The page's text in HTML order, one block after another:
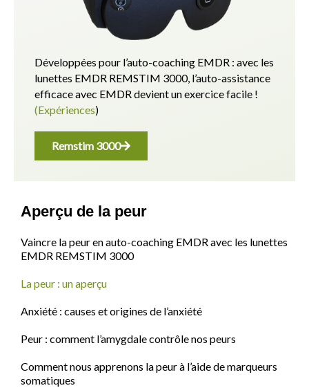
Développées pour l’auto-coaching EMDR : avec les
lunettes EMDR REMSTIM 3000, l’auto-assistance
efficace avec EMDR devient un exercice facile !
(Expériences)
Remstim 3000
Aperçu de la peur
Vaincre la peur en auto-coaching EMDR avec les lunettes
EMDR REMSTIM 3000
La peur : un aperçu
Anxiété : causes et origines de l’anxiété
Peur : comment l’amygdale contrôle nos peurs
Comment nous apprenons la peur à l’aide de marqueurs
somatiques